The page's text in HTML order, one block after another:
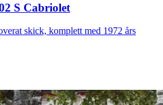
S Cabriolet
skick, komplett med 1972 års